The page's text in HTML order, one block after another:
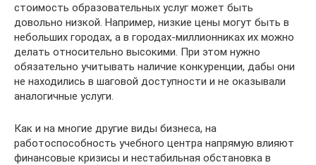
стоимость образовательных услуг может быть
довольно низкой. Например, низкие цены могут быть в
небольших городах, а в городах-миллионниках их можно
делать относительно высокими. При этом нужно
обязательно учитывать наличие конкуренции, дабы они
не находились в шаговой доступности и не оказывали
аналогичные услуги.
Как и на многие другие виды бизнеса, на
работоспособность учебного центра напрямую влияют
финансовые кризисы и нестабильная обстановка в